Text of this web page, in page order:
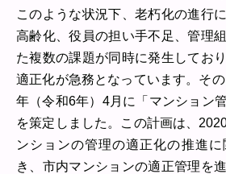
このような状況下、老朽化の進行
高齢化、役員の担い手不足、管理
た複数の課題が同時に発生してお
適正化が急務となっています。そ
年（令和6年）4月に「マンション
を策定しました。この計画は、
ンションの管理の適正化の推進
き、市内マンションの適正管理を